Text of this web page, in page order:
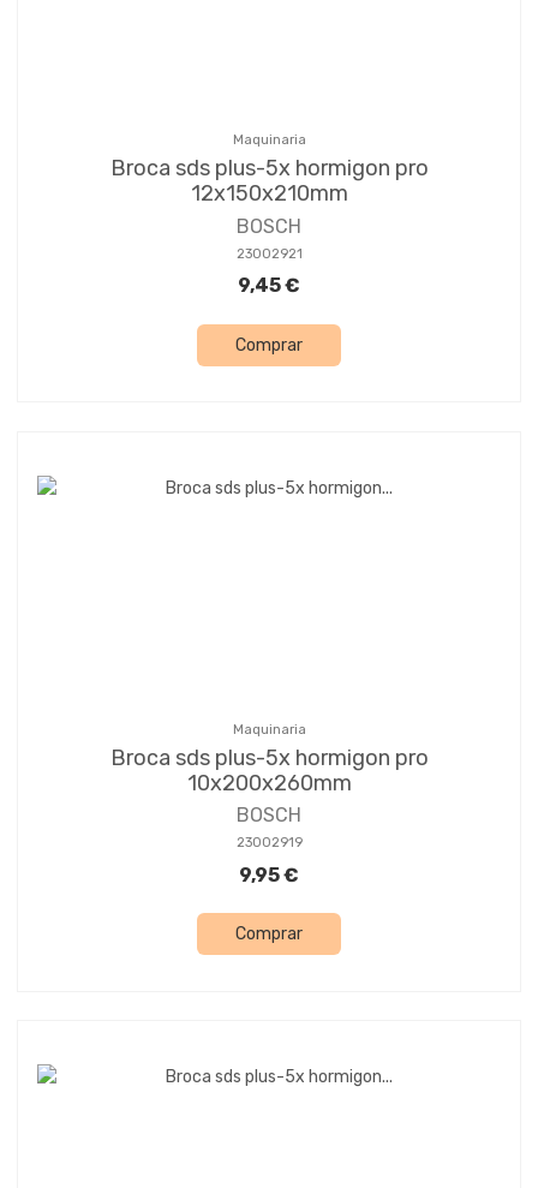
Maquinaria
Broca sds plus-5x hormigon pro
12x150x210mm
BOSCH
23002921
9,45 €
Comprar
Maquinaria
Broca sds plus-5x hormigon pro
10x200x260mm
BOSCH
23002919
9,95 €
Comprar